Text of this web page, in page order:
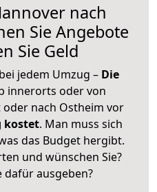
nach
Sie Angebote
Sie Geld
jedem Umzug – Die
innerorts oder von
nach Ostheim vor
kostet. Man muss sich
das Budget hergibt.
und wünschen Sie?
dafür ausgeben?